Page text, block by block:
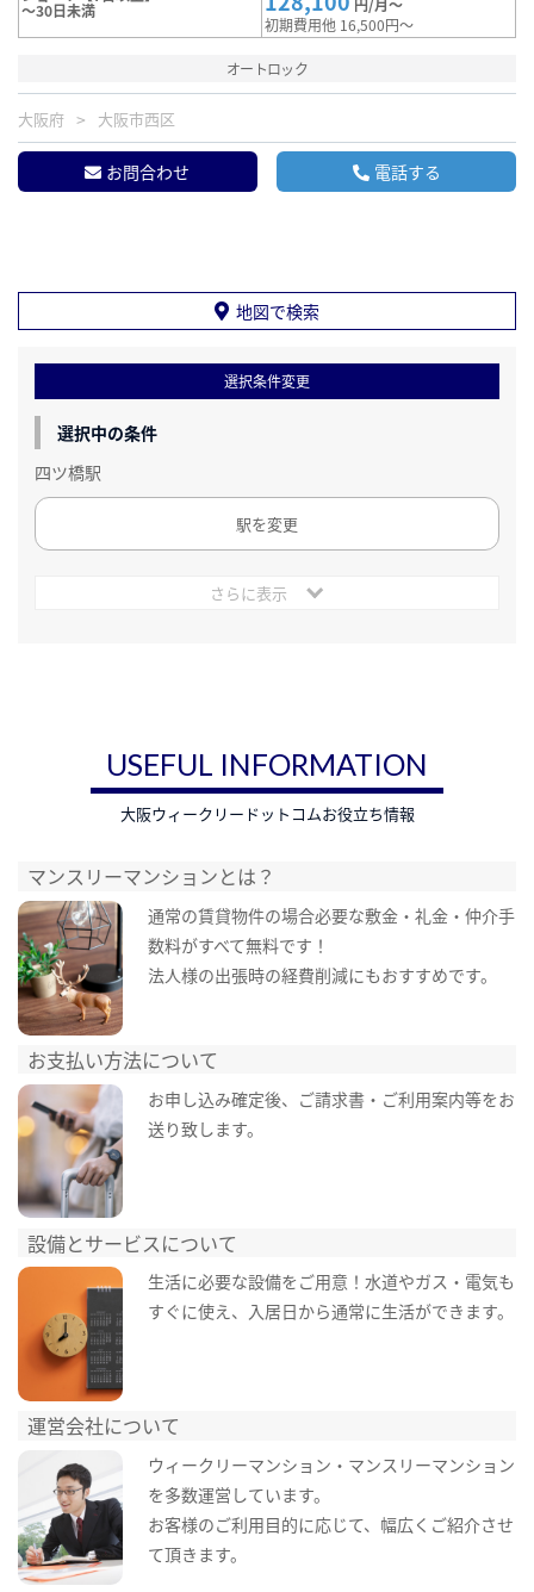
～30日未満
円/月～
初期費用他 16,500円～
オートロック
大阪府 大阪市西区
お問合わせ 電話する
地図で検索
選択条件変更
選択中の条件
四ツ橋駅
駅を変更
さらに表示
USEFUL INFORMATION
大阪ウィークリードットコムお役立ち情報
マンスリーマンションとは？
通常の賃貸物件の場合必要な敷金・礼金・仲介手
数料がすべて無料です！
法人様の出張時の経費削減にもおすすめです。
お支払い方法について
お申し込み確定後、ご請求書・ご利用案内等をお
送り致します。
設備とサービスについて
生活に必要な設備をご用意！水道やガス・電気も
すぐに使え、入居日から通常に生活ができます。
運営会社について
ウィークリーマンション・マンスリーマンション
を多数運営しています。
お客様のご利用目的に応じて、幅広くご紹介させ
て頂きます。